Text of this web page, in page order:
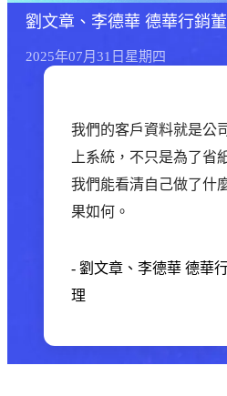
劉文章、李德華 德華行銷
2025年07月 31日 星期四
我們的客戶資料就是公
上系統，不只是為了省
我們能看清自己做了什
果如何。
- 劉文章、李德華 德華
理